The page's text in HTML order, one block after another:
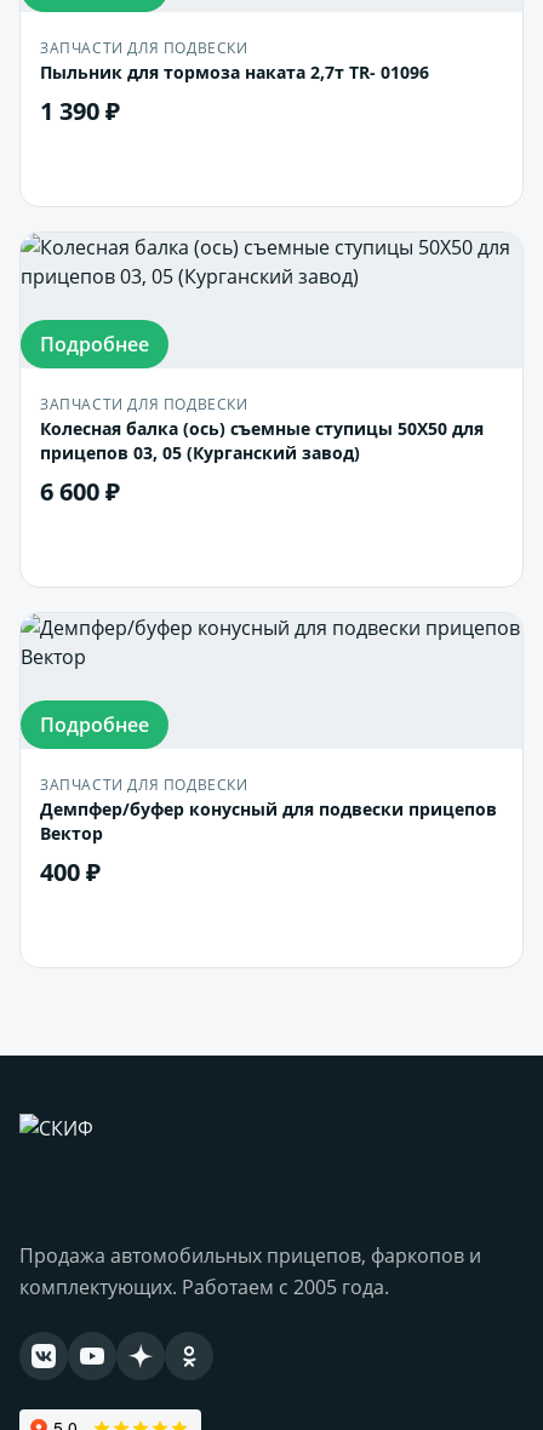
ЗАПЧАСТИ ДЛЯ ПОДВЕСКИ
Пыльник для тормоза наката 2,7т TR- 01096
1 390 ₽
Подробнее
ЗАПЧАСТИ ДЛЯ ПОДВЕСКИ
Колесная балка (ось) съемные ступицы 50Х50 для
прицепов 03, 05 (Курганский завод)
6 600 ₽
Подробнее
ЗАПЧАСТИ ДЛЯ ПОДВЕСКИ
Демпфер/буфер конусный для подвески прицепов
Вектор
400 ₽
Продажа автомобильных прицепов, фаркопов и
комплектующих. Работаем с 2005 года.